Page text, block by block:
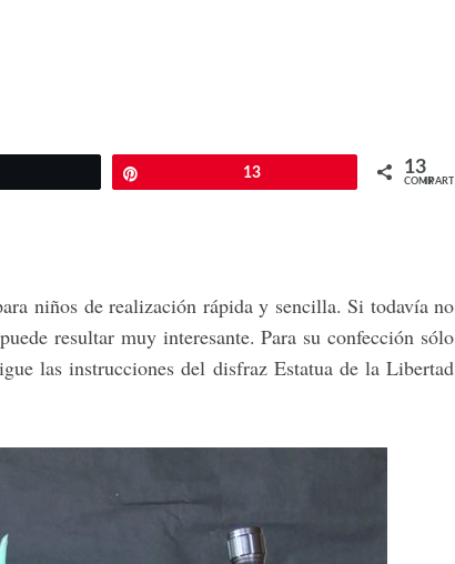
13 13
COMPARTIR
niños de realización rápida y sencilla. Si todavía no
resultar muy interesante. Para su confección sólo
las instrucciones del disfraz Estatua de la Libertad